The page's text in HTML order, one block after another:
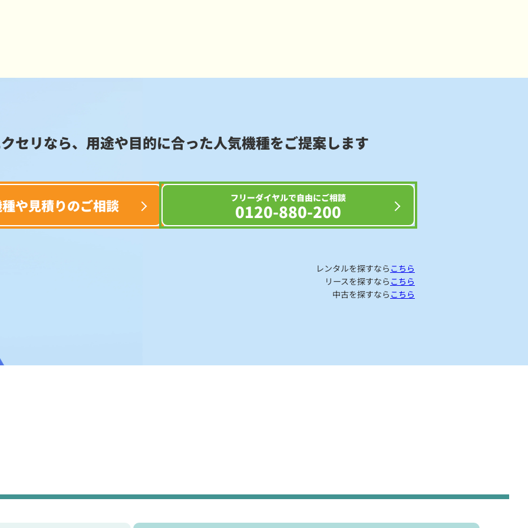
セリなら、用途や目的に合った人気機種をご提案します
や見積りのご相談 フリーダイヤルで自由にご相談
0120-880-200
レンタルを探すなら こちら
リースを探すなら こちら
中古を探すなら こちら